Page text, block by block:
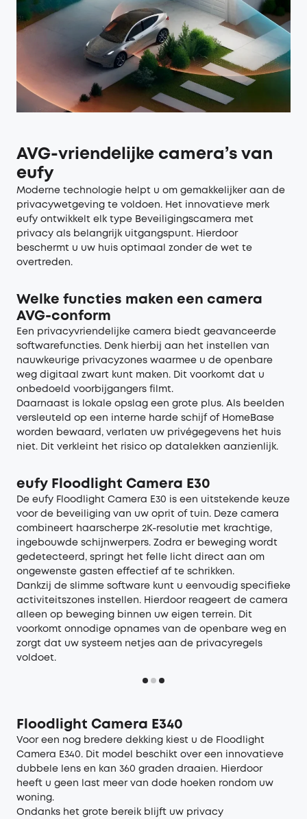
AVG-vriendelijke camera’s van
eufy
Moderne technologie helpt u om gemakkelijker aan de
privacywetgeving te voldoen. Het innovatieve merk
eufy ontwikkelt elk type Beveiligingscamera met
privacy als belangrijk uitgangspunt. Hierdoor
beschermt u uw huis optimaal zonder de wet te
overtreden.
Welke functies maken een camera
AVG-conform
Een privacyvriendelijke camera biedt geavanceerde
softwarefuncties. Denk hierbij aan het instellen van
nauwkeurige privacyzones waarmee u de openbare
weg digitaal zwart kunt maken. Dit voorkomt dat u
onbedoeld voorbijgangers filmt.
Daarnaast is lokale opslag een grote plus. Als beelden
versleuteld op een interne harde schijf of HomeBase
worden bewaard, verlaten uw privégegevens het huis
niet. Dit verkleint het risico op datalekken aanzienlijk.
eufy Floodlight Camera E30
De eufy Floodlight Camera E30 is een uitstekende keuze
voor de beveiliging van uw oprit of tuin. Deze camera
combineert haarscherpe 2K-resolutie met krachtige,
ingebouwde schijnwerpers. Zodra er beweging wordt
gedetecteerd, springt het felle licht direct aan om
ongewenste gasten effectief af te schrikken.
Dankzij de slimme software kunt u eenvoudig specifieke
activiteitszones instellen. Hierdoor reageert de camera
alleen op beweging binnen uw eigen terrein. Dit
voorkomt onnodige opnames van de openbare weg en
zorgt dat uw systeem netjes aan de privacyregels
voldoet.
Floodlight Camera E340
Voor een nog bredere dekking kiest u de Floodlight
Camera E340. Dit model beschikt over een innovatieve
dubbele lens en kan 360 graden draaien. Hierdoor
heeft u geen last meer van dode hoeken rondom uw
woning.
Ondanks het grote bereik blijft uw privacy